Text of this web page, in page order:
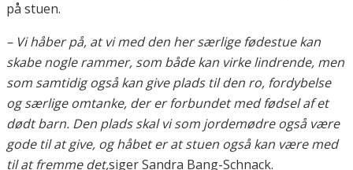
på stuen.
– Vi håber på, at vi med den her særlige fødestue kan
skabe nogle rammer, som både kan virke lindrende, men
som samtidig også kan give plads til den ro, fordybelse
og særlige omtanke, der er forbundet med fødsel af et
dødt barn. Den plads skal vi som jordemødre også være
gode til at give, og håbet er at stuen også kan være med
til at fremme det,siger Sandra Bang-Schnack.